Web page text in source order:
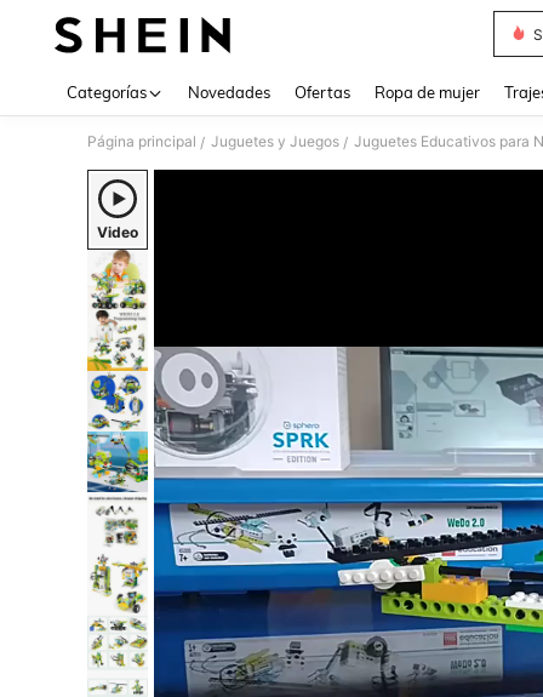
Categorías Novedades Ofertas Ropa de mujer
Página principal / Juguetes y Juegos / Juguetes Educativos para
Video